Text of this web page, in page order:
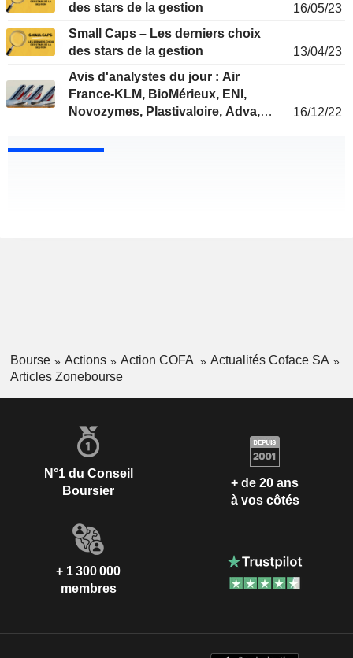
des stars de la gestion
16/05/23
Small Caps – Les derniers choix
des stars de la gestion
13/04/23
Avis d'analystes du jour : Air
France-KLM, BioMérieux, ENI,
Novozymes, Plastivaloire, Adva,
16/12/22
Bourse Actions Action COFA
Actualités Coface SA
Articles Zonebourse
N°1 du Conseil
Boursier
+ de 20 ans
à vos côtés
+ 1 300 000
membres